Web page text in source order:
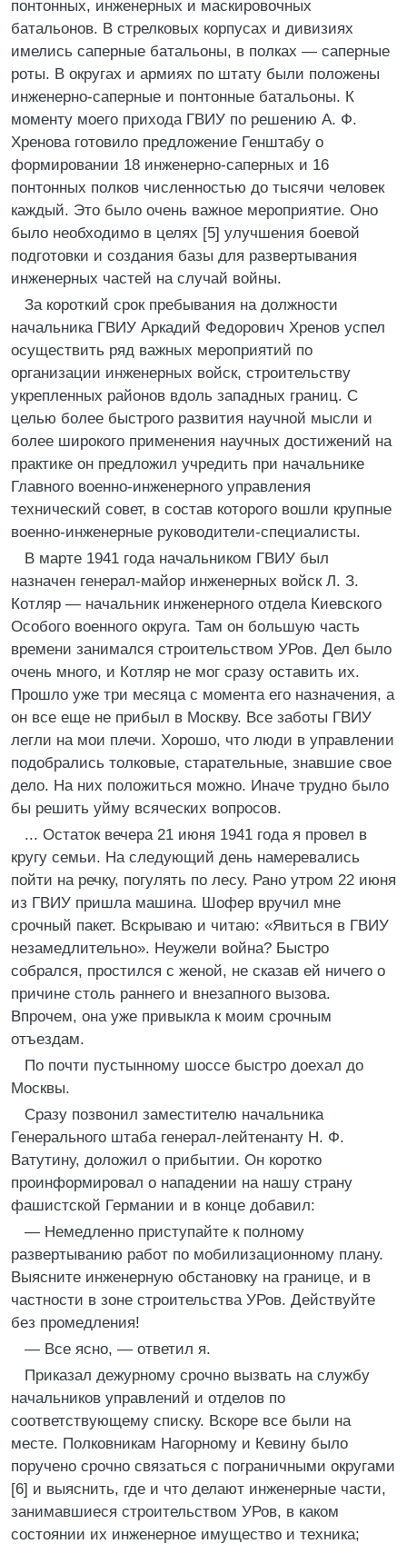
понтонных, инженерных и маскировочных
батальонов. В стрелковых корпусах и дивизиях
имелись саперные батальоны, в полках — саперные
роты. В округах и армиях по штату были положены
инженерно-саперные и понтонные батальоны. К
моменту моего прихода ГВИУ по решению А. Ф.
Хренова готовило предложение Генштабу о
формировании 18 инженерно-саперных и 16
понтонных полков численностью до тысячи человек
каждый. Это было очень важное мероприятие. Оно
было необходимо в целях [5] улучшения боевой
подготовки и создания базы для развертывания
инженерных частей на случай войны.
За короткий срок пребывания на должности
начальника ГВИУ Аркадий Федорович Хренов успел
осуществить ряд важных мероприятий по
организации инженерных войск, строительству
укрепленных районов вдоль западных границ. С
целью более быстрого развития научной мысли и
более широкого применения научных достижений на
практике он предложил учредить при начальнике
Главного военно-инженерного управления
технический совет, в состав которого вошли крупные
военно-инженерные руководители-специалисты.
В марте 1941 года начальником ГВИУ был
назначен генерал-майор инженерных войск Л. З.
Котляр — начальник инженерного отдела Киевского
Особого военного округа. Там он большую часть
времени занимался строительством УРов. Дел было
очень много, и Котляр не мог сразу оставить их.
Прошло уже три месяца с момента его назначения, а
он все еще не прибыл в Москву. Все заботы ГВИУ
легли на мои плечи. Хорошо, что люди в управлении
подобрались толковые, старательные, знавшие свое
дело. На них положиться можно. Иначе трудно было
бы решить уйму всяческих вопросов.
... Остаток вечера 21 июня 1941 года я провел в
кругу семьи. На следующий день намеревались
пойти на речку, погулять по лесу. Рано утром 22 июня
из ГВИУ пришла машина. Шофер вручил мне
срочный пакет. Вскрываю и читаю: «Явиться в ГВИУ
незамедлительно». Неужели война? Быстро
собрался, простился с женой, не сказав ей ничего о
причине столь раннего и внезапного вызова.
Впрочем, она уже привыкла к моим срочным
отъездам.
По почти пустынному шоссе быстро доехал до
Москвы.
Сразу позвонил заместителю начальника
Генерального штаба генерал-лейтенанту Н. Ф.
Ватутину, доложил о прибытии. Он коротко
проинформировал о нападении на нашу страну
фашистской Германии и в конце добавил:
— Немедленно приступайте к полному
развертыванию работ по мобилизационному плану.
Выясните инженерную обстановку на границе, и в
частности в зоне строительства УРов. Действуйте
без промедления!
— Все ясно, — ответил я.
Приказал дежурному срочно вызвать на службу
начальников управлений и отделов по
соответствующему списку. Вскоре все были на
месте. Полковникам Нагорному и Кевину было
поручено срочно связаться с пограничными округами
[6] и выяснить, где и что делают инженерные части,
занимавшиеся строительством УРов, в каком
состоянии их инженерное имущество и техника;